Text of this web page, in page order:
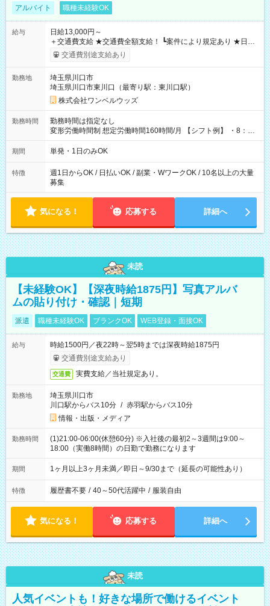
アルバイト 職種未経験OK
給与
日給13,000円～
＋交通費支給 ★交通費全額支給！ ┗案件により規定あり ★日払
いOK！（規定あり） ┗働いたその日に現金GET♪ お仕事後はコ
ンビニATMから 日払い分を引き落とせます！ 【試用期間】試
交通費別途支給あり
勤務地
埼玉県川口市
埼玉県川口市東川口（最寄り駅：東川口駅）
株式会社ワンベルウッズ
勤務時間
勤務時間は指定なし
変形労働時間制 想定労働時間160時間/月 【シフト例】 ・8：00
～21：00
期間 単発・1日のみOK
特徴
週1日からOK / 日払いOK / 副業・WワークOK / 10名以上の大量
募集
気になる！ 応募する 詳細へ
未読
【未経験OK】【深夜時給1875円】写真アルバ
ムの貼り付け・確認｜短期
派遣 職種未経験OK ブランクOK WEB登録・面接OK
給与
時給1500円／夜22時～翌5時までは深夜時給1875円
交通費別途支給あり
交通費 実費支給／当社規定あり。
勤務地
埼玉県川口市
川口駅からバス10分 / 赤羽駅からバス10分
情報・出版・メディア
勤務時間
(1)21:00-06:00(休憩60分) ※入社後の最初2～3週間は9:00～
18:00（実働8時間）の日勤で勤務になります
期間 1ヶ月以上3ヶ月未満／即日～9/30まで（延長の可能性あり）
特徴 履歴書不要 / 40～50代活躍中 / 服装自由
気になる！ 応募する 詳細へ
未読
人気イベントも！好きな場所で働けるイベント